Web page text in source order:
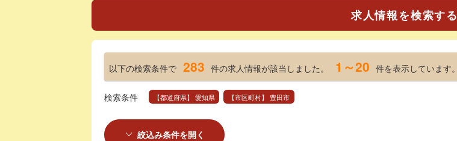
求人情報を検索する
以下の検索条件で 283 件の求人情報が該当しました。 1～20 件を表示しています。
検索条件 【都道府県】 愛知県 【市区町村】 豊田市
絞込み条件を開く